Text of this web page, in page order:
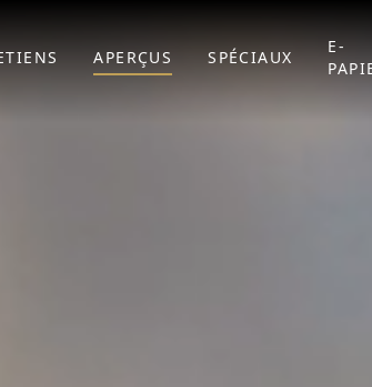
APERÇUS SPÉCIAUX
E-